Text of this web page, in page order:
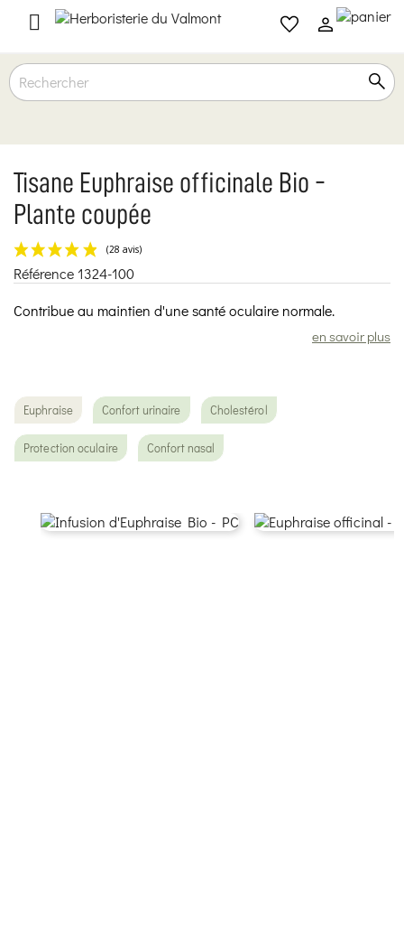

Tisane Euphraise officinale Bio -
Plante coupée
Référence1324-100
Contribue au maintien d'une santé oculaire normale.
en savoir plus
Euphraise Confort urinaire Cholestérol
Protection oculaire Confort nasal